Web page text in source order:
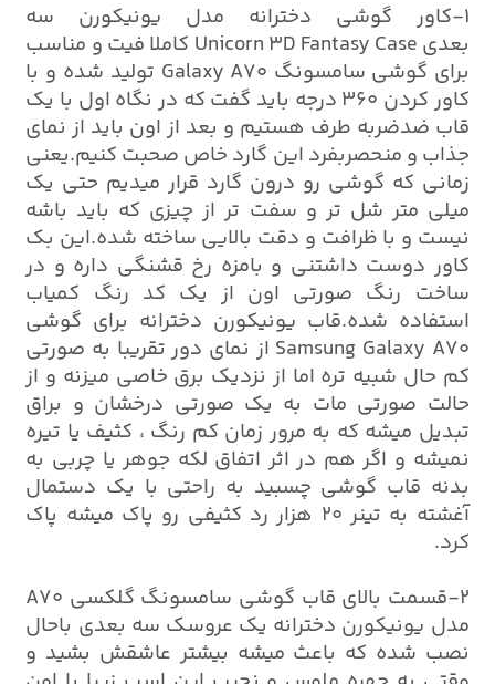
1-کاور گوشی دخترانه مدل یونیکورن سه
بعدی Unicorn 3D Fantasy Case کاملا فیت و مناسب
برای گوشی سامسونگ Galaxy A70 تولید شده و با
کاور کردن 360 درجه باید گفت که در نگاه اول با یک
قاب ضدضربه طرف هستیم و بعد از اون باید از نمای
جذاب و منحصربفرد این گارد خاص صحبت کنیم.یعنی
زمانی که گوشی رو درون گارد قرار میدیم حتی یک
میلی متر شل تر و سفت تر از چیزی که باید باشه
نیست و با ظرافت و دقت بالایی ساخته شده.این بک
کاور دوست داشتنی و بامزه رخ قشنگی داره و در
ساخت رنگ صورتی اون از یک کد رنگ کمیاب
استفاده شده.قاب یونیکورن دخترانه برای گوشی
Samsung Galaxy A70 از نمای دور تقریبا به صورتی
کم حال شبیه تره اما از نزدیک برق خاصی میزنه و از
حالت صورتی مات به یک صورتی درخشان و براق
تبدیل میشه که به مرور زمان کم رنگ ، کثیف یا تیره
نمیشه و اگر هم در اثر اتفاق لکه جوهر یا چربی به
بدنه قاب گوشی چسبید به راحتی با یک دستمال
آغشته به تینر 20 هزار رد کثیفی رو پاک میشه پاک
کرد.
2-قسمت بالای قاب گوشی سامسونگ گلکسی A70
مدل یونیکورن دخترانه یک عروسک سه بعدی باحال
نصب شده که باعث میشه بیشتر عاشقش بشید و